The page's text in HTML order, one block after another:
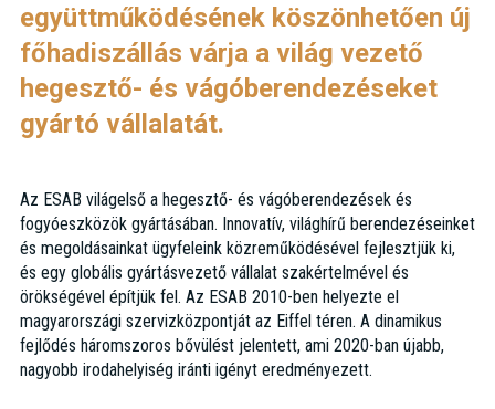
együttműködésének köszönhetően új
főhadiszállás várja a világ vezető
hegesztő- és vágóberendezéseket
gyártó vállalatát.
Az ESAB világelső a hegesztő- és vágóberendezések és
fogyóeszközök gyártásában. Innovatív, világhírű berendezéseinket
és megoldásainkat ügyfeleink közreműködésével fejlesztjük ki,
és egy globális gyártásvezető vállalat szakértelmével és
örökségével építjük fel. Az ESAB 2010-ben helyezte el
magyarországi szervizközpontját az Eiffel téren. A dinamikus
fejlődés háromszoros bővülést jelentett, ami 2020-ban újabb,
nagyobb irodahelyiség iránti igényt eredményezett.